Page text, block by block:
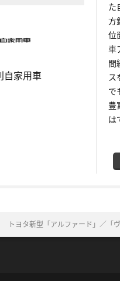
自家用車
た
方
位
車
間
ス
で
豊
は
トヨタ新型「アルファード」／「